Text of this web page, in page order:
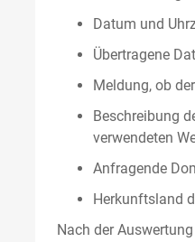
Datum und
Übertragene
Meldung, ob
Beschreibung
verwendeten
Anfragende
Herkunftsland
Nach der